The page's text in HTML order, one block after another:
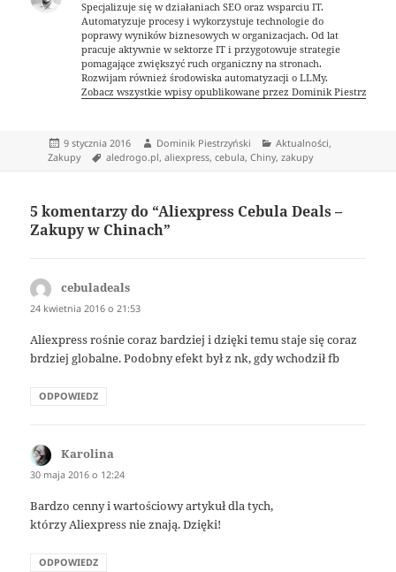
Specjalizuje się w działaniach SEO oraz wsparciu IT.
Automatyzuje procesy i wykorzystuje technologie do
poprawy wyników biznesowych w organizacjach. Od lat
pracuje aktywnie w sektorze IT i przygotowuje strategie
pomagające zwiększyć ruch organiczny na stronach.
Rozwijam również środowiska automatyzacji o LLMy.
Zobacz wszystkie wpisy opublikowane przez Dominik Piestrzyński
Data
publikacji
9 stycznia 2016 Autor
Dominik Piestrzyński Kategorie
Aktualności,
Zakupy
Tagi
aledrogo.pl, aliexpress, cebula, Chiny, zakupy
5 komentarzy do “Aliexpress Cebula Deals –
Zakupy w Chinach”
cebuladeals
24 kwietnia 2016 o 21:53
Aliexpress rośnie coraz bardziej i dzięki temu staje się coraz
brdziej globalne. Podobny efekt był z nk, gdy wchodził fb
ODPOWIEDZ
Karolina
30 maja 2016 o 12:24
Bardzo cenny i wartościowy artykuł dla tych,
którzy Aliexpress nie znają. Dzięki!
ODPOWIEDZ